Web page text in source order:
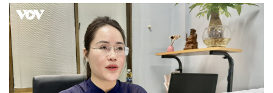
Bóng đá
Lịch thi đấu bóng đá
Thế giới thể thao
eSports
Hậu trường
Xe máy
Tư vấn